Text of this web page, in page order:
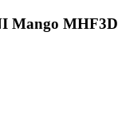
Mango MHF3D